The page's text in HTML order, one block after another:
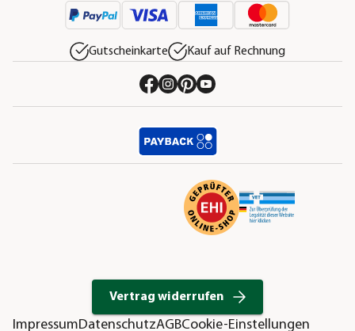
Gutscheinkarte Kauf auf Rechnung
Vertrag widerrufen
ImpressumDatenschutzAGBCookie-Einstellungen